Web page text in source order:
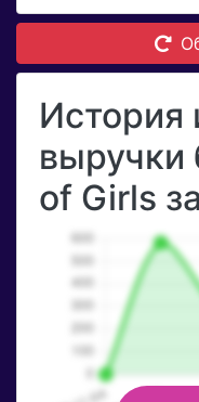
История
выручки
of Girls